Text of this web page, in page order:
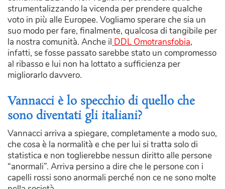
strumentalizzando la vicenda per prendere qualche
voto in più alle Europee. Vogliamo sperare che sia un
suo modo per fare, finalmente, qualcosa di tangibile per
la nostra comunità. Anche il DDL Omotransfobia,
infatti, se fosse passato sarebbe stato un compromesso
al ribasso e lui non ha lottato a sufficienza per
migliorarlo davvero.
Vannacci è lo specchio di quello che
sono diventati gli italiani?
Vannacci arriva a spiegare, completamente a modo suo,
che cosa è la normalità e che per lui si tratta solo di
statistica e non toglierebbe nessun diritto alle persone
“anormali”. Arriva persino a dire che le persone con i
capelli rossi sono anormali perché non ce ne sono molte